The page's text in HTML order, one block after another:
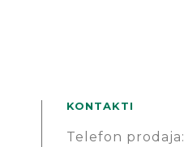
KONTAKTI
Telefon prodaja: